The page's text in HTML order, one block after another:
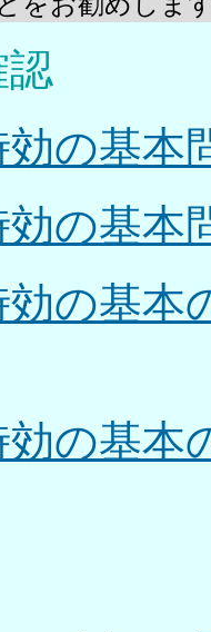
効の基本
効の基本
効の基
効の基